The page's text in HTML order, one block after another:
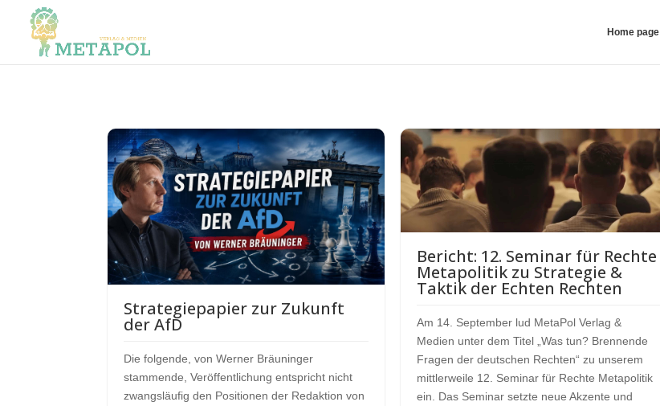
Home page
Strategiepapier zur Zukunft
der AfD
Die folgende, von Werner Bräuninger
stammende, Veröffentlichung entspricht nicht
zwangsläufig den Positionen der Redaktion von
Bericht: 12. Seminar für Rechte
Metapolitik zu Strategie &
Taktik der Echten Rechten
Am 14. September lud MetaPol Verlag &
Medien unter dem Titel „Was tun? Brennende
Fragen der deutschen Rechten“ zu unserem
mittlerweile 12. Seminar für Rechte Metapolitik
ein. Das Seminar setzte neue Akzente und